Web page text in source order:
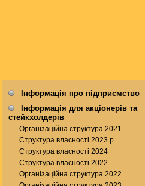
Інформація про підприємство
Інформація для акціонерів та
стейкхолдерів
Організаційна структура 2021
Структура власності 2023 р.
Структура власності 2024
Структура власності 2022
Організаційна структура 2022